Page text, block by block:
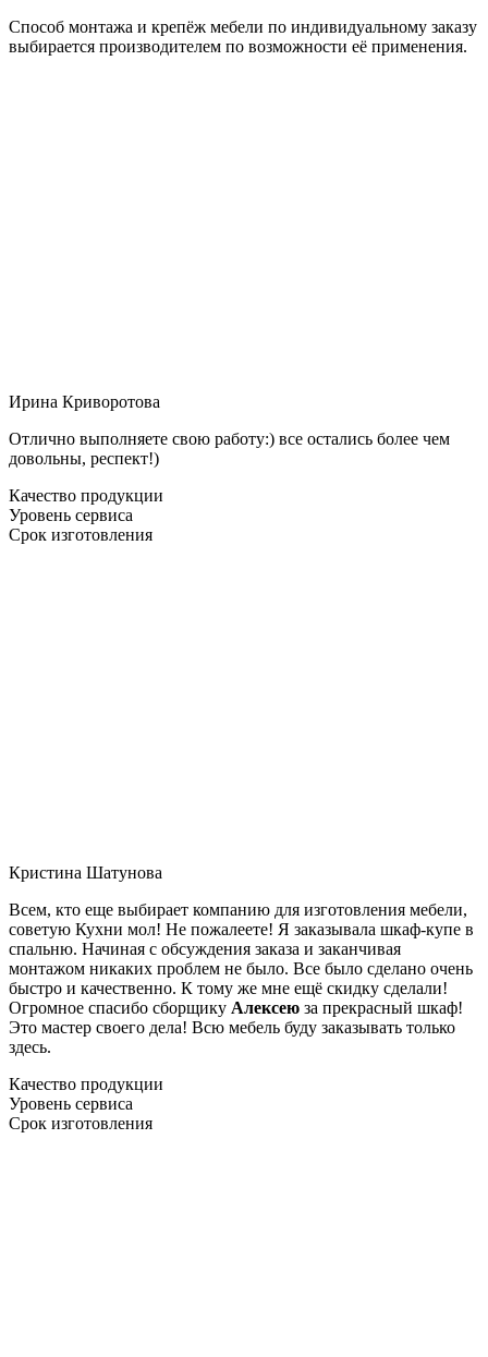
Способ монтажа и крепёж мебели по индивидуальному заказу
выбирается производителем по возможности её применения.
Ирина Криворотова
Отлично выполняете свою работу:) все остались более чем
довольны, респект!)
Качество продукции
Уровень сервиса
Срок изготовления
Кристина Шатунова
Всем, кто еще выбирает компанию для изготовления мебели,
советую Кухни мол! Не пожалеете! Я заказывала шкаф-купе в
спальню. Начиная с обсуждения заказа и заканчивая
монтажом никаких проблем не было. Все было сделано очень
быстро и качественно. К тому же мне ещё скидку сделали!
Огромное спасибо сборщику Алексею за прекрасный шкаф!
Это мастер своего дела! Всю мебель буду заказывать только
здесь.
Качество продукции
Уровень сервиса
Срок изготовления